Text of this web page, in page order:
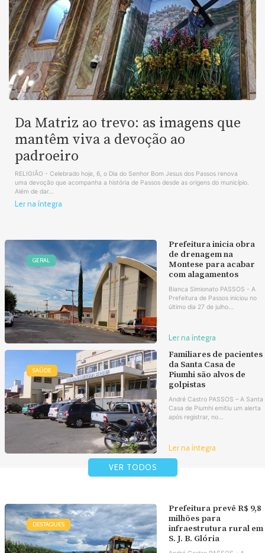
Da Matriz ao trevo: as imagens que
mantêm viva a devoção ao
padroeiro
RELIGIÃO - Celebrado hoje, 6, o Dia do Senhor Bom Jesus dos Passos renova
uma devoção que acompanha a história de Passos desde as origens do município.
Além de dar...
Ler na íntegra
GERAL
Prefeitura inicia obra
de drenagem na
Montese para acabar
com alagamentos
Bianca Simionato PASSOS - A
Prefeitura de Passos iniciou no
último dia 27 de julho...
Ler na íntegra
SAÚDE
Familiares de pacientes
da Santa Casa de
Piumhi são alvos de
golpistas
André Castro PASSOS – A Santa
Casa de Piumhi emitiu um alerta
após registrar, no...
Ler na íntegra
VER TODOS
DESTAQUES
Prefeitura prevê R$ 9,8
milhões para
infraestrutura rural em
S. J. B. Glória